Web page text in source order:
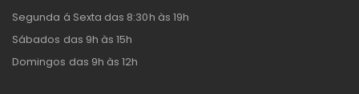
Segunda á Sexta das 8:30h às 19h
Sábados das 9h às 15h
Domingos das 9h às 12h